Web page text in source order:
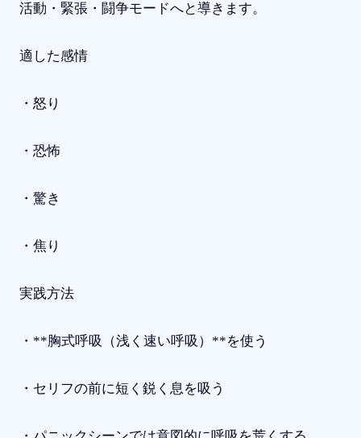
活動・緊張・闘争モードへと導きます。
適した感情
・怒り
・恐怖
・驚き
・焦り
実践方法
・**胸式呼吸（浅く速い呼吸）**を使う
・セリフの前に短く鋭く息を吸う